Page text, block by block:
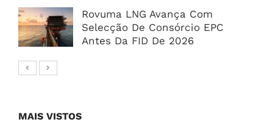
Rovuma LNG Avança Com
Selecção De Consórcio EPC
Antes Da FID De 2026
MAIS VISTOS